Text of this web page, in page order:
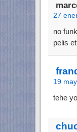
27
no
pelis
19
tehe